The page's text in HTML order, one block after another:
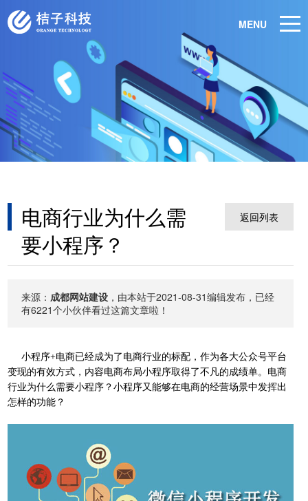
MENU
电商行业为什么需
要小程序？
返回列表
来源：成都网站建设 ，由本站于2021-08-31编辑发布，已经
有6221个小伙伴看过这篇文章啦！
小程序+电商已经成为了电商行业的标配，作为各大公众号平台
变现的有效方式，内容电商布局小程序取得了不凡的成绩单。电商
行业为什么需要小程序？小程序又能够在电商的经营场景中发挥出
怎样的功能？